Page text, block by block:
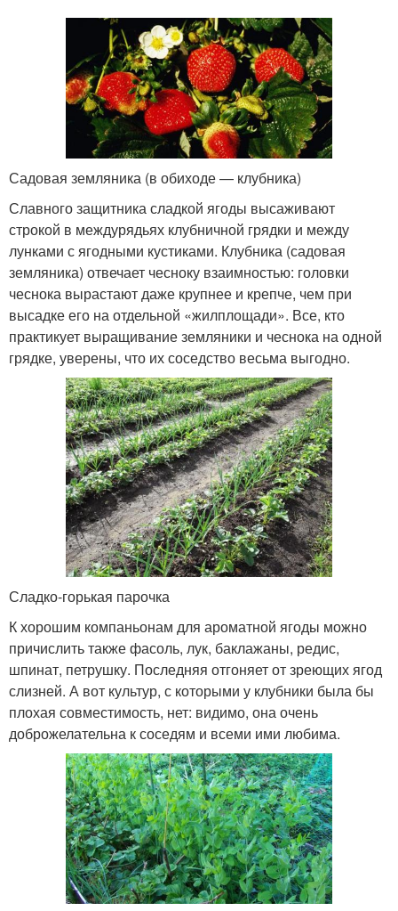
Садовая земляника (в обиходе — клубника)
Славного защитника сладкой ягоды высаживают
строкой в междурядьях клубничной грядки и между
лунками с ягодными кустиками. Клубника (садовая
земляника) отвечает чесноку взаимностью: головки
чеснока вырастают даже крупнее и крепче, чем при
высадке его на отдельной «жилплощади». Все, кто
практикует выращивание земляники и чеснока на одной
грядке, уверены, что их соседство весьма выгодно.
Сладко-горькая парочка
К хорошим компаньонам для ароматной ягоды можно
причислить также фасоль, лук, баклажаны, редис,
шпинат, петрушку. Последняя отгоняет от зреющих ягод
слизней. А вот культур, с которыми у клубники была бы
плохая совместимость, нет: видимо, она очень
доброжелательна к соседям и всеми ими любима.